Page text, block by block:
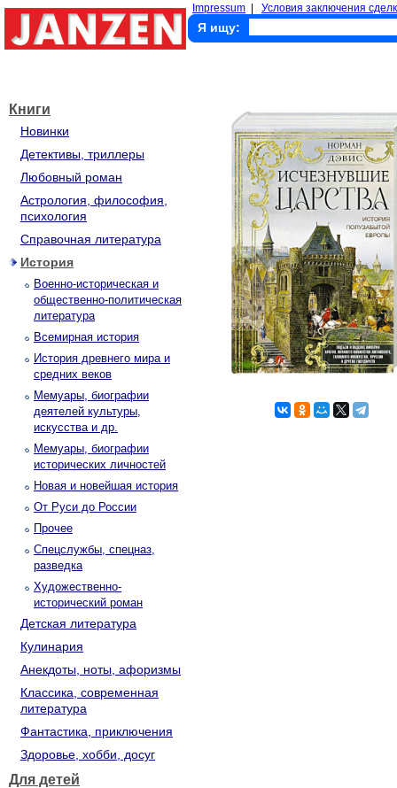
Impressum Условия заключения
Я ищу:
Книги
Новинки
Детективы, триллеры
Любовный роман
Астрология, философия,
психология
Справочная литература
История
Военно-историческая и
общественно-политическая
литература
Всемирная история
История древнего мира и
средних веков
Мемуары, биографии
деятелей культуры,
искусства и др.
Мемуары, биографии
исторических личностей
Новая и новейшая история
От Руси до России
Прочее
Спецслужбы, спецназ,
разведка
Художественно-
исторический роман
Детская литература
Кулинария
Анекдоты, ноты, афоризмы
Классика, современная
литература
Фантастика, приключения
Здоровье, хобби, досуг
Для детей